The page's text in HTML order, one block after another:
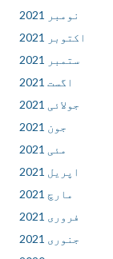
نومبر 2021
اکتوبر 2021
ستمبر 2021
اگست 2021
جولائی 2021
جون 2021
مئی 2021
اپریل 2021
مارچ 2021
فروری 2021
جنوری 2021